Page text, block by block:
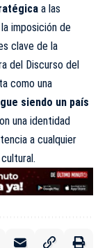
a las
imposición de
clave de la
del Discurso del
como una
siendo un país
una identidad
a cualquier